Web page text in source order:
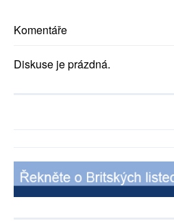
Komentáře
Diskuse je prázdná.